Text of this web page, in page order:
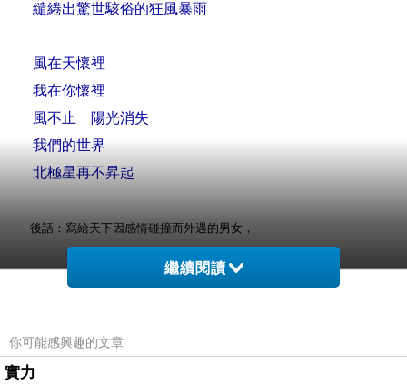
繾綣出驚世駭俗的狂風暴雨
風在天懷裡
我在你懷裡
風不止 陽光消失
我們的世界
北極星再不昇起
後話：寫給天下因感情碰撞而外遇的男女，
我一直相信，外遇不是來自於蓄意，
而是宿命的碰撞造成的情非得已。
繼續閱讀
你可能感興趣的文章
實力